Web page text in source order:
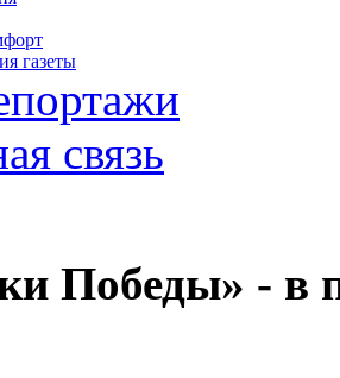
газеты
связь
Победы» - в